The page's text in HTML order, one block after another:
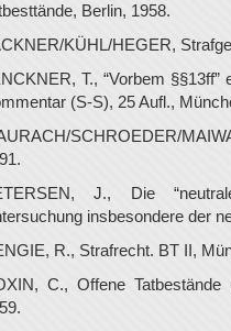
Berlin, 1958.
KÜHL/HEGER,
T., “Vorbem
(S-S), 25 Aufl.,
SCHROEDER/
J., Die
insbesondere der
R., Strafrecht. BT II,
C., Offene Tatbestände